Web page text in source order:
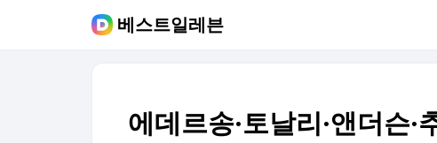
베스트일레븐
에데르송·토날리·앤더슨